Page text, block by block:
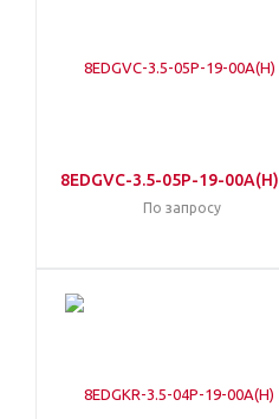
8EDGVC-3.5-05P-19-00A(H)
По запросу